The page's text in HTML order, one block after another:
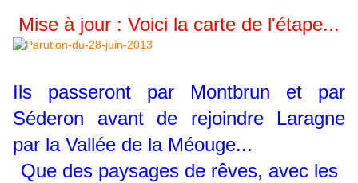
Mise à jour : Voici la carte de l'étape...
Ils passeront par Montbrun et par
Séderon avant de rejoindre Laragne
par la Vallée de la Méouge...
Que des paysages de rêves, avec les